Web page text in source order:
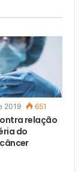
2019 651
relação
do